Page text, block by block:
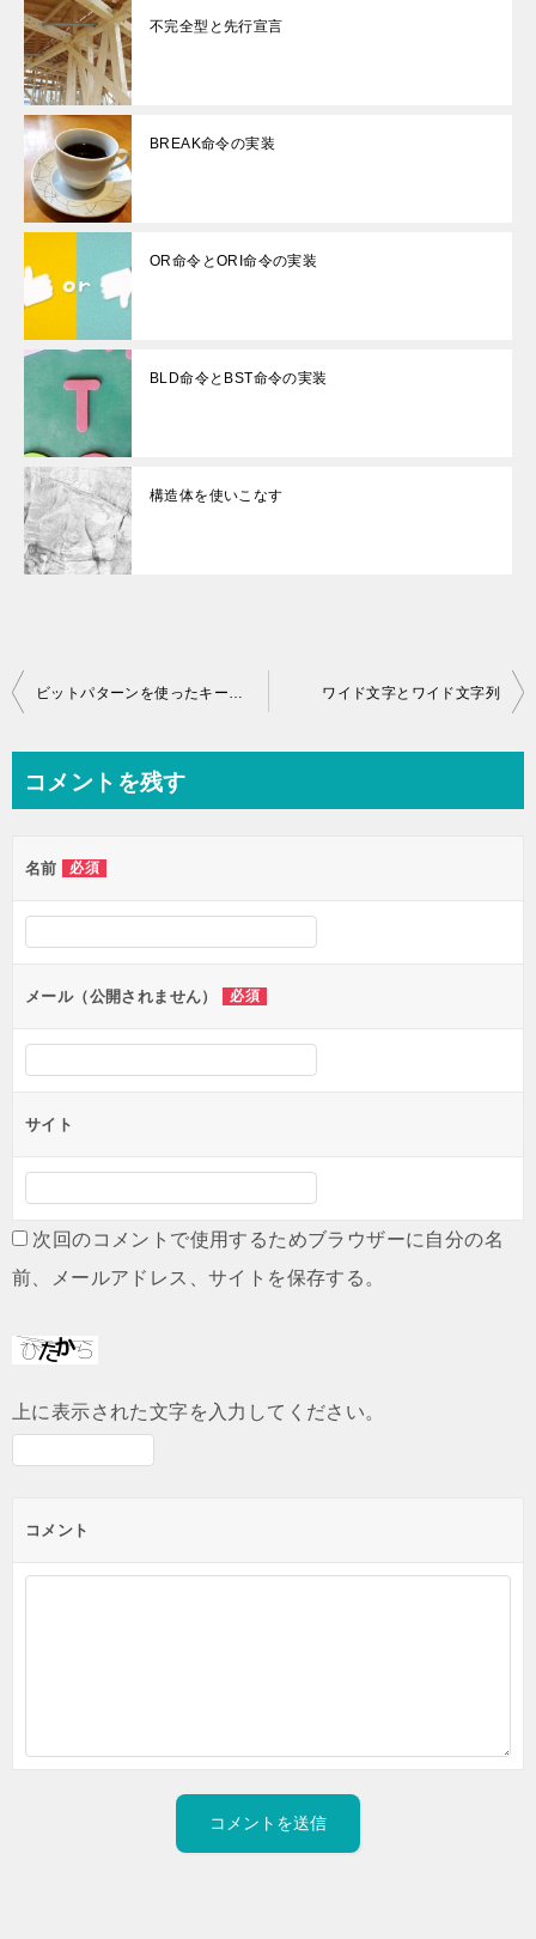
不完全型と先行宣言
BREAK命令の実装
OR命令とORI命令の実装
BLD命令とBST命令の実装
構造体を使いこなす
投
ビ
ー
シ
ョ
ン
ワイド文字とワイド文字列
コメントを残す
名前 必須
メール（公開されません） 必須
サイト
次回のコメントで使用するためブラウザーに自分の名
前、メールアドレス、サイトを保存する。
上に表示された文字を入力してください。
コメント